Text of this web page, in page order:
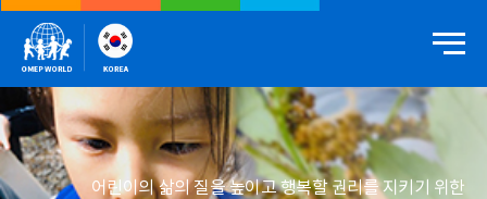
어린이의 삶의 질을 높이고 행복할 권리를 지키기 위한